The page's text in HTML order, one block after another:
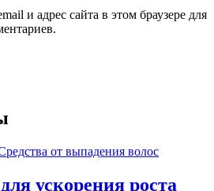
и адрес сайта в этом браузере для
от выпадения волос
ускорения роста